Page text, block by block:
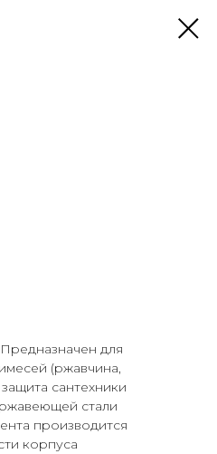
для
(ржавчина,
сантехники
стали
производится
корпуса